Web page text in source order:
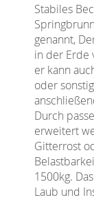
Stabiles
genannt,
in der Erde
er kann
oder
Durch
erweitert
Gitterrost
1500kg.
Laub und